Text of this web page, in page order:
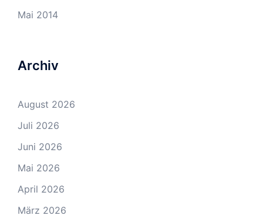
Mai 2014
Archiv
August 2026
Juli 2026
Juni 2026
Mai 2026
April 2026
März 2026